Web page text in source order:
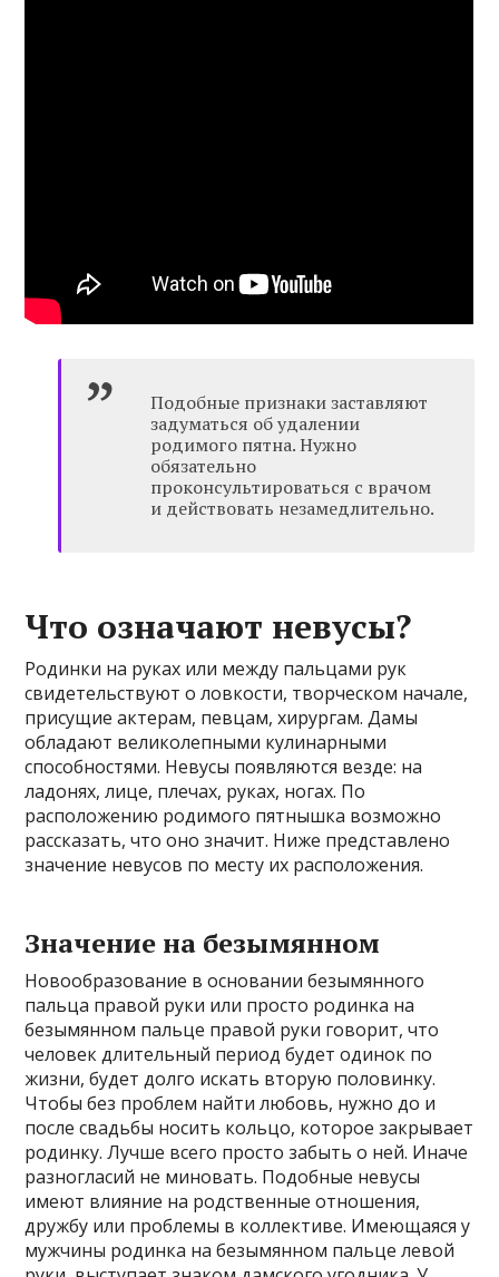
Подобные признаки заставляют
задуматься об удалении
родимого пятна. Нужно
обязательно
проконсультироваться с врачом
и действовать незамедлительно.
Что означают невусы?
Родинки на руках или между пальцами рук
свидетельствуют о ловкости, творческом начале,
присущие актерам, певцам, хирургам. Дамы
обладают великолепными кулинарными
способностями. Невусы появляются везде: на
ладонях, лице, плечах, руках, ногах. По
расположению родимого пятнышка возможно
рассказать, что оно значит. Ниже представлено
значение невусов по месту их расположения.
Значение на безымянном
Новообразование в основании безымянного
пальца правой руки или просто родинка на
безымянном пальце правой руки говорит, что
человек длительный период будет одинок по
жизни, будет долго искать вторую половинку.
Чтобы без проблем найти любовь, нужно до и
после свадьбы носить кольцо, которое закрывает
родинку. Лучше всего просто забыть о ней. Иначе
разногласий не миновать. Подобные невусы
имеют влияние на родственные отношения,
дружбу или проблемы в коллективе. Имеющаяся у
мужчины родинка на безымянном пальце левой